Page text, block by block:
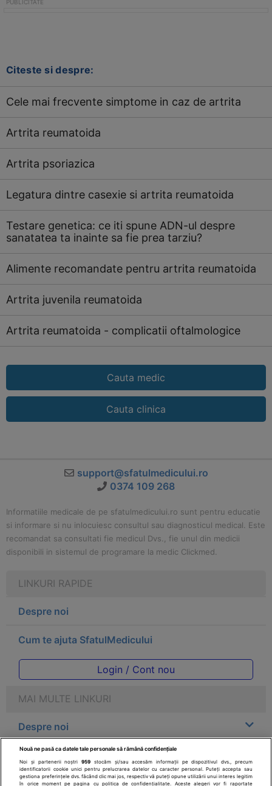
Citeste si despre:
Cele mai frecvente simptome in caz de artrita
Artrita reumatoida
Artrita psoriazica
Legatura dintre casexie si artrita reumatoida
Testare genetica: ce iti spune ADN-ul despre
sanatatea ta inainte sa fie prea tarziu?
Alimente recomandate pentru artrita reumatoida
Artrita juvenila reumatoida
Artrita reumatoida - complicatii oftalmologice
Cauta medic
Cauta clinica
support@sfatulmedicului.ro
0374 109 268
Informatiile medicale de pe sfatulmedicului.ro sunt pentru educatie
si informare si nu inlocuiesc consultul sau diagnosticul medical. Este
recomandat sa consultati fie medicul Dvs., fie unul din medicii
disponibili in sistemul de programare la medic Clickmed.
LINKURI RAPIDE
Despre noi
Cum te ajuta SfatulMedicului
Login / Cont nou
MAI MULTE LINKURI
Despre noi
Legal
Drepturile consumatorului
Nouă ne pasă ca datele tale personale să rămână confidențiale
Noi și partenerii noștri959 stocăm și/sau accesăm informații pe dispozitivul dvs., precum
identificatorii cookie unici pentru prelucrarea datelor cu caracter personal. Puteți accepta sau
gestiona preferințele dvs. făcând clic mai jos, respectiv vă puteți opune utilizării unui interes legitim
în orice moment pe pagina cu politica de confidențialitate. Aceste alegeri vor fi raportate